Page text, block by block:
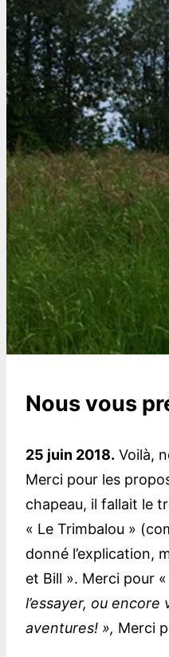
Nous vous
25 juin 2018. Voilà,
Merci pour les
chapeau, il fallait le
« Le Trimbalou »
donné l’explication,
et Bill ». Merci pour
l’essayer, ou encore
aventures! », Merci